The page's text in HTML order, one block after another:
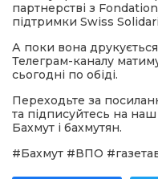
партнерстві з
підтримки Swiss
А поки вона
Телеграм-каналу
сьогодні по обіді.
Переходьте за
та підписуйтесь на
Бахмут і бахмутян.
#Бахмут #ВПО